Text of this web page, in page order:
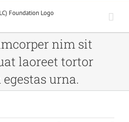
nim sit
laoreet tortor
urna.